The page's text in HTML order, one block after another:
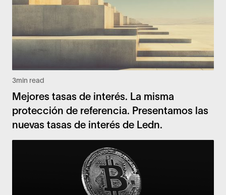
3min read
Mejores tasas de interés. La misma
protección de referencia. Presentamos las
nuevas tasas de interés de Ledn.